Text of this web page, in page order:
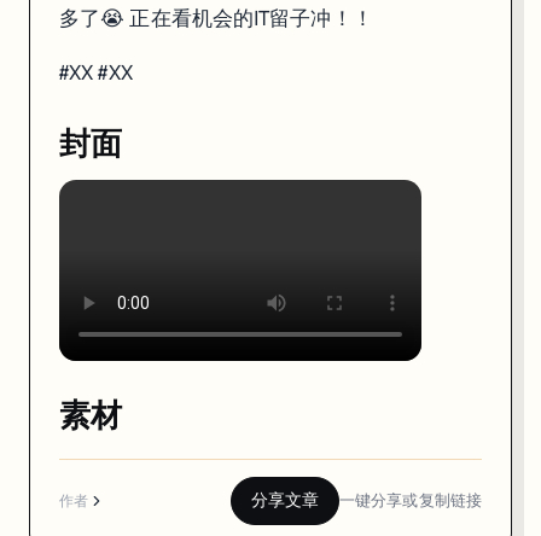
多了😭 正在看机会的IT留子冲！！
#XX #XX
封面
素材
作者 分享文章 一键分享或复制链接